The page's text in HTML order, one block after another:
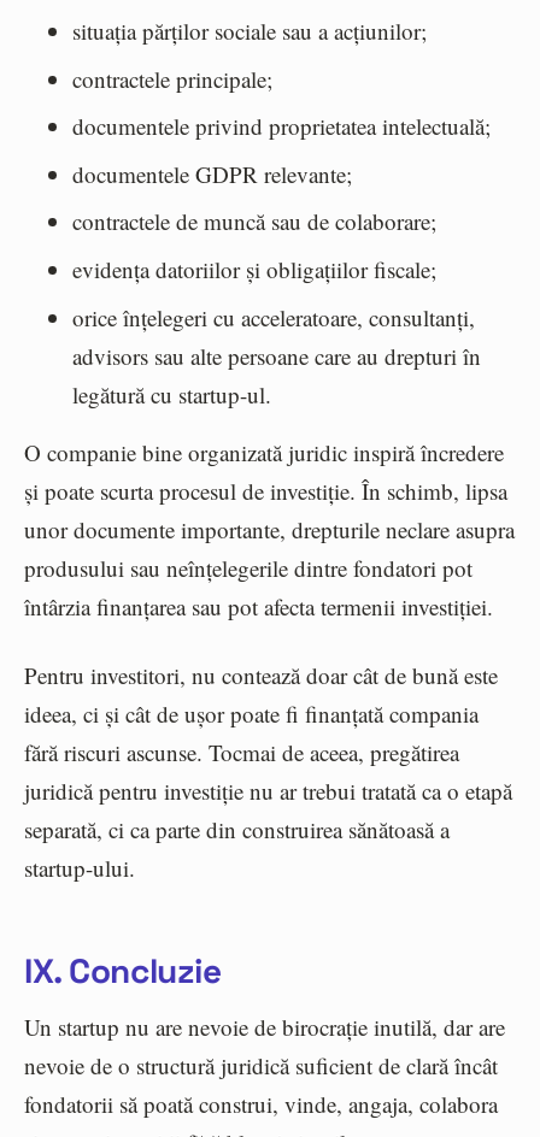
situația părților sociale sau a acțiunilor;
contractele principale;
documentele privind proprietatea intelectuală;
documentele GDPR relevante;
contractele de muncă sau de colaborare;
evidența datoriilor și obligațiilor fiscale;
orice înțelegeri cu acceleratoare, consultanți,
advisors sau alte persoane care au drepturi în
legătură cu startup-ul.
O companie bine organizată juridic inspiră încredere
și poate scurta procesul de investiție. În schimb, lipsa
unor documente importante, drepturile neclare asupra
produsului sau neînțelegerile dintre fondatori pot
întârzia finanțarea sau pot afecta termenii investiției.
Pentru investitori, nu contează doar cât de bună este
ideea, ci și cât de ușor poate fi finanțată compania
fără riscuri ascunse. Tocmai de aceea, pregătirea
juridică pentru investiție nu ar trebui tratată ca o etapă
separată, ci ca parte din construirea sănătoasă a
startup-ului.
IX. Concluzie
Un startup nu are nevoie de birocrație inutilă, dar are
nevoie de o structură juridică suficient de clară încât
fondatorii să poată construi, vinde, angaja, colabora